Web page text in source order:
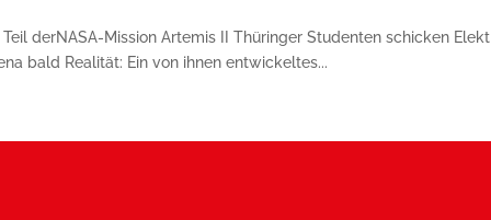
derNASA-Mission Artemis II Thüringer Studenten schicken
bald Realität: Ein von ihnen entwickeltes...